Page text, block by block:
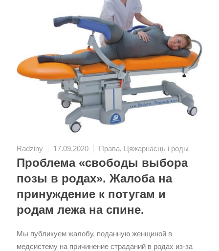
Radziny 17.09.2020 Права, Цяжарнасць і роды
Проблема «свободы выбора
позы в родах». Жалоба на
принуждение к потугам и
родам лежа на спине.
Мы публикуем жалобу, поданную женщиной в
медсистему на причинение страданий в родах из-за